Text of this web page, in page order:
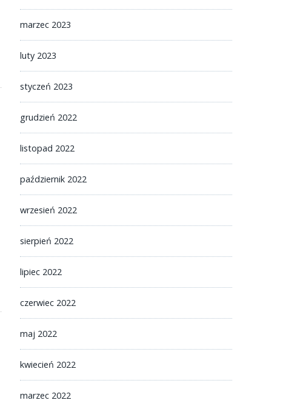
marzec 2023
luty 2023
styczeń 2023
grudzień 2022
listopad 2022
październik 2022
wrzesień 2022
sierpień 2022
lipiec 2022
czerwiec 2022
maj 2022
kwiecień 2022
marzec 2022